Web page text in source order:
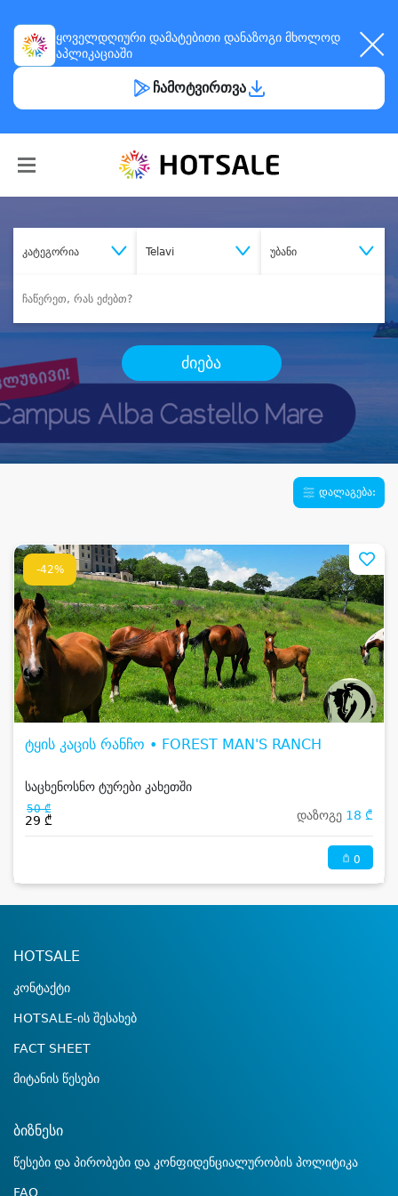
ყოველდღიური დამატებითი დანაზოგი მხოლოდ
აპლიკაციაში
ჩამოტვირთვა
კატეგორია Telavi უბანი
ძიება
დალაგება:
-42%
ტყის კაცის რანჩო • FOREST MAN'S RANCH
საცხენოსნო ტურები კახეთში
50 ₾
29 ₾ დაზოგე 18 ₾
0
HOTSALE
კონტაქტი
HOTSALE-ის შესახებ
FACT SHEET
მიტანის წესები
ბიზნესი
წესები და პირობები და კონფიდენციალურობის პოლიტიკა
FAQ